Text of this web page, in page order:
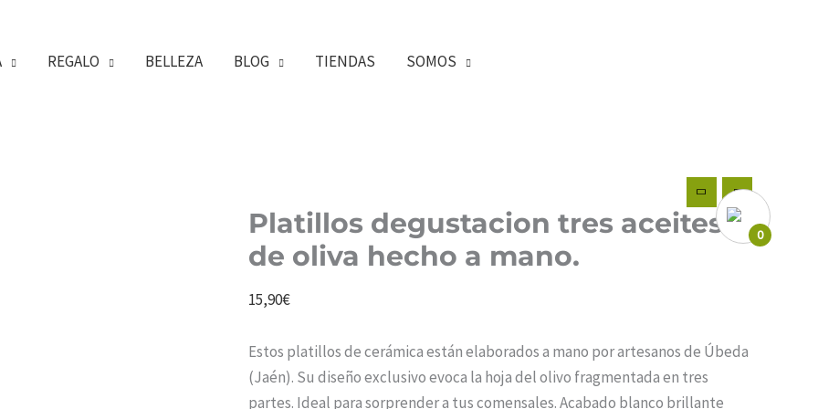
REGALO BELLEZA BLOG TIENDAS SOMOS
Platillos degustacion tres aceites
de oliva hecho a mano.
15,90€
Estos platillos de cerámica están elaborados a mano por artesanos de Úbeda
(Jaén). Su diseño exclusivo evoca la hoja del olivo fragmentada en tres
partes. Ideal para sorprender a tus comensales. Acabado blanco brillante
0